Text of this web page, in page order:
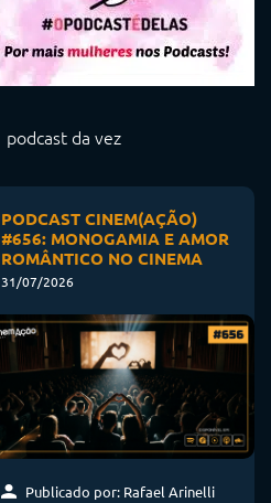
podcast da vez
PODCAST CINEM(AÇÃO)
#656: MONOGAMIA E AMOR
ROMÂNTICO NO CINEMA
31/07/2026
Publicado por: Rafael Arinelli